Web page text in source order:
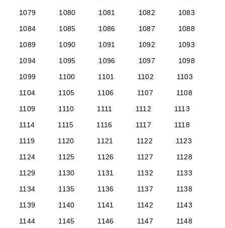
1079
1080 1081 1082
1083
1084
1085 1086 1087
1088
1089
1090 1091 1092
1093
1094
1095 1096 1097
1098
1099
1100 1101 1102
1103
1104
1105 1106 1107
1108
1109
1110 1111 1112
1113
1114
1115 1116 1117
1118
1119
1120 1121 1122
1123
1124
1125 1126 1127
1128
1129
1130 1131 1132
1133
1134
1135 1136 1137
1138
1139
1140 1141 1142
1143
1144
1145 1146 1147
1148